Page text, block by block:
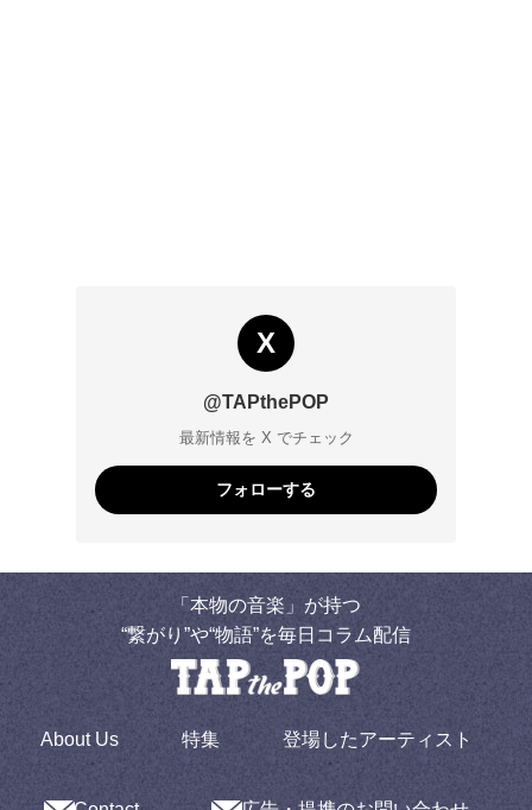
X
@TAPthePOP
最新情報を X でチェック
フォローする
「本物の音楽」が持つ
“繋がり”や“物語”を毎日コラム配信
About Us 特集 登場したアーティスト